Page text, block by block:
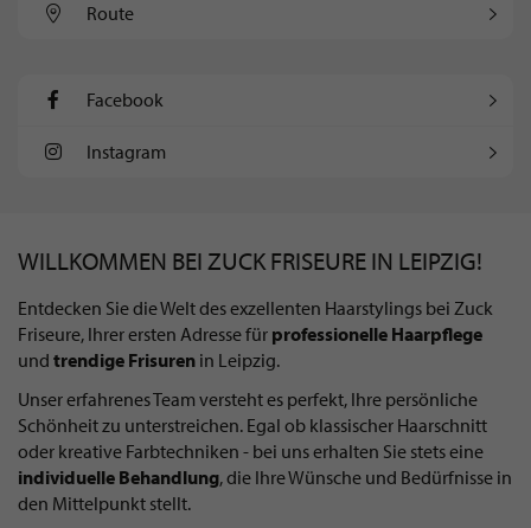
Route
Facebook
Instagram
WILLKOMMEN BEI ZUCK FRISEURE IN LEIPZIG!
Entdecken Sie die Welt des exzellenten Haarstylings bei Zuck
Friseure, Ihrer ersten Adresse für professionelle Haarpflege
und trendige Frisuren in Leipzig.
Unser erfahrenes Team versteht es perfekt, Ihre persönliche
Schönheit zu unterstreichen. Egal ob klassischer Haarschnitt
oder kreative Farbtechniken - bei uns erhalten Sie stets eine
individuelle Behandlung, die Ihre Wünsche und Bedürfnisse in
den Mittelpunkt stellt.